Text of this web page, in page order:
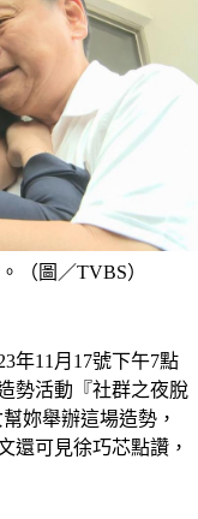
（圖／TVBS）
年11月17號下午7點
勢活動『社群之夜脫
妳舉辦這場造勢，
還可見徐巧芯點讚，